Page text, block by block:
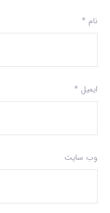
نام *
ایمیل *
وب‌ سایت